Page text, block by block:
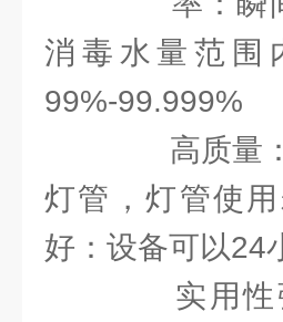
消毒水量范围
99%-99.999%
高质量：
灯管，灯管使
好：设备可以24
实用性